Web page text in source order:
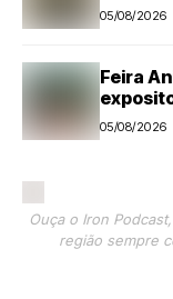
05/08/2026
Feira
05/08/2026
Ouça o Iron
região sempre